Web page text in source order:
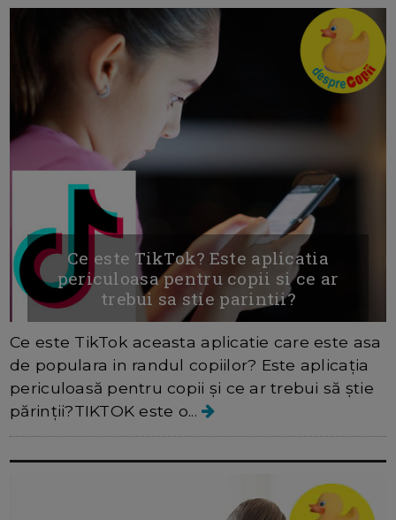
Ce este TikTok? Este aplicatia
periculoasa pentru copii si ce ar
trebui sa stie parintii?
Ce este TikTok aceasta aplicatie care este asa
de populara in randul copiilor? Este aplicația
periculoasă pentru copii și ce ar trebui să știe
părinții?TIKTOK este o...